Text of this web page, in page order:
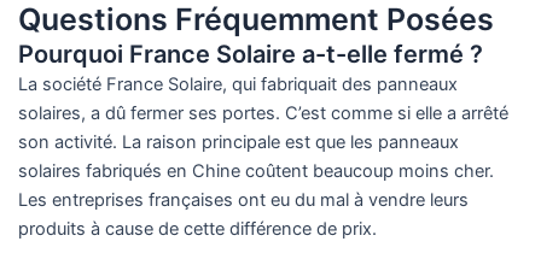
Questions Fréquemment Posées
Pourquoi France Solaire a-t-elle fermé ?
La société France Solaire, qui fabriquait des panneaux
solaires, a dû fermer ses portes. C’est comme si elle a arrêté
son activité. La raison principale est que les panneaux
solaires fabriqués en Chine coûtent beaucoup moins cher.
Les entreprises françaises ont eu du mal à vendre leurs
produits à cause de cette différence de prix.